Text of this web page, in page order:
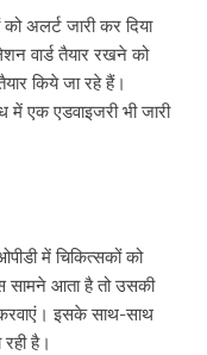
अलर्ट जारी कर दिया
वार्ड तैयार रखने को
किये जा रहे हैं।
में एक एडवाइजरी भी जारी
में चिकित्सकों को
सामने आता है तो उसकी
करवाएं। इसके साथ-साथ
है।